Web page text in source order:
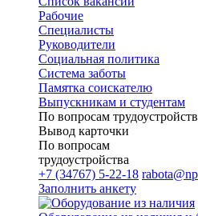
Рабочие
Специалисты
Руководители
Cоциальная политика
Система заботы
Памятка соискателю
Выпускникам и студентам
По вопросам
Вывод карточки
По вопросам
трудоустройства
+7 (34767) 5-22-18
Заполнить анкету